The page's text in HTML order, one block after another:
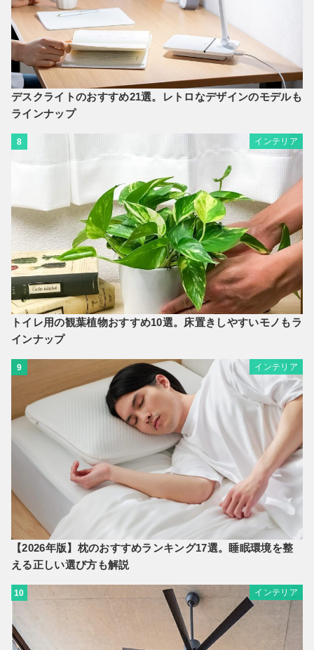
デスクライトのおすすめ21選。レトロなデザインのモデルも
ラインナップ
8 インテリア
トイレ用の観葉植物おすすめ10選。床置きしやすいモノもラ
インナップ
9 インテリア
【2026年版】枕のおすすめランキング17選。睡眠環境を整
える正しい選び方も解説
10 インテリア